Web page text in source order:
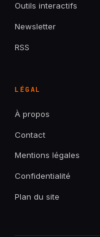
Outils interactifs
Newsletter
RSS
LÉGAL
À propos
Contact
Mentions légales
Confidentialité
Plan du site